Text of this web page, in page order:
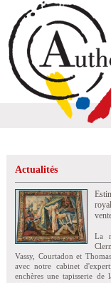
Actualités
La
Vassy, Courtadon et
avec notre cabinet
enchères une tapisserie